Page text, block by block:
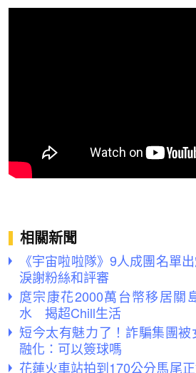
相關新聞
《宇宙啦啦隊》9人成團名單
淚謝粉絲和評審
庹宗康花2000萬台幣移居關
水 揭超Chill生活
短今太有魅力了！詐騙集團
融化：可以簽球嗎
花蓮火車站拍到170公分馬尾